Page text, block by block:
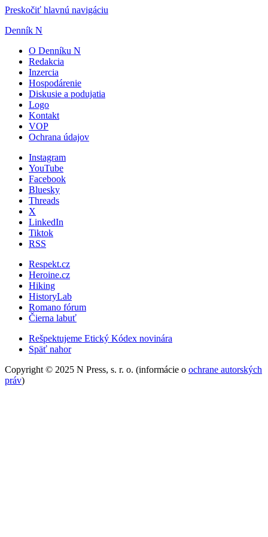
Preskočiť hlavnú navigáciu
Denník N
O Denníku N
Redakcia
Inzercia
Hospodárenie
Diskusie a podujatia
Logo
Kontakt
VOP
Ochrana údajov
Instagram
YouTube
Facebook
Bluesky
Threads
X
LinkedIn
Tiktok
RSS
Respekt.cz
Heroine.cz
Hiking
HistoryLab
Romano fórum
Čierna labuť
Rešpektujeme Etický Kódex novinára
Späť nahor
Copyright © 2025 N Press, s. r. o. (informácie o ochrane autorských
práv)